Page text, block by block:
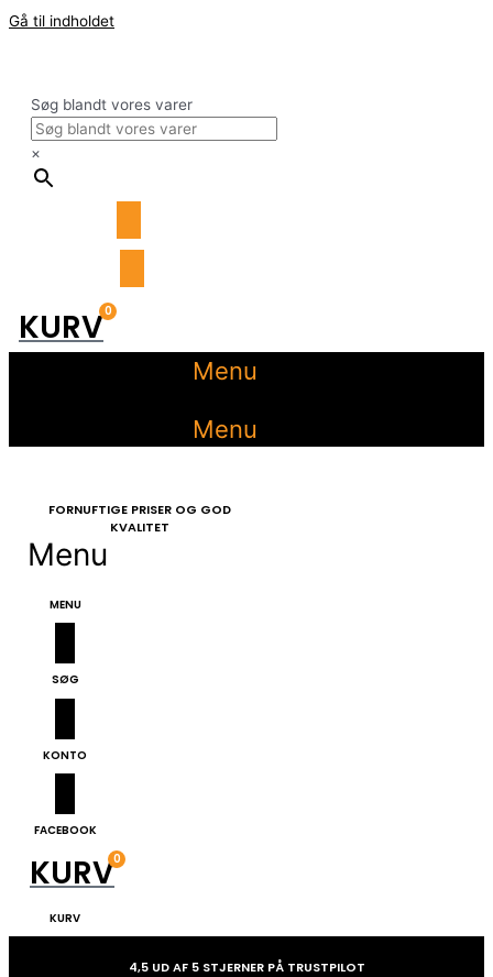
Gå til indholdet
Søg blandt vores varer
×
0
KURV
Menu
Menu
FORNUFTIGE PRISER OG GOD
KVALITET
Menu
MENU
SØG
KONTO
FACEBOOK
0
KURV
KURV
4,5 UD AF 5 STJERNER PÅ TRUSTPILOT